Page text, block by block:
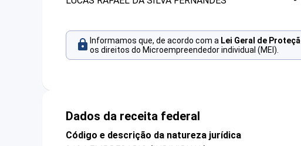
Informamos que, de acordo com a Lei Geral de
os direitos do Microempreendedor individual (MEI).
Dados da receita federal
Código e descrição da natureza jurídica